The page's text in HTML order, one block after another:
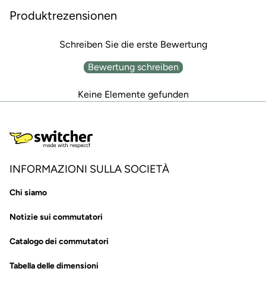
Produktrezensionen
Schreiben Sie die erste Bewertung
Bewertung schreiben
Keine Elemente gefunden
INFORMAZIONI SULLA SOCIETÀ
Chi siamo
Notizie sui commutatori
Catalogo dei commutatori
Tabella delle dimensioni